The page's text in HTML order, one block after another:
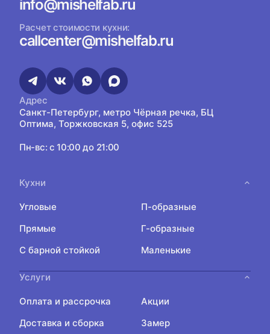
info@mishelfab.ru
Расчет стоимости кухни:
callcenter@mishelfab.ru
Адрес
Санкт-Петербург, метро Чёрная речка, БЦ
Оптима, Торжковская 5, офис 525
Пн-вс: с 10:00 до 21:00
Кухни
Угловые
П-образные
Прямые
Г-образные
С барной стойкой
Маленькие
Услуги
Оплата и рассрочка
Акции
Доставка и сборка
Замер